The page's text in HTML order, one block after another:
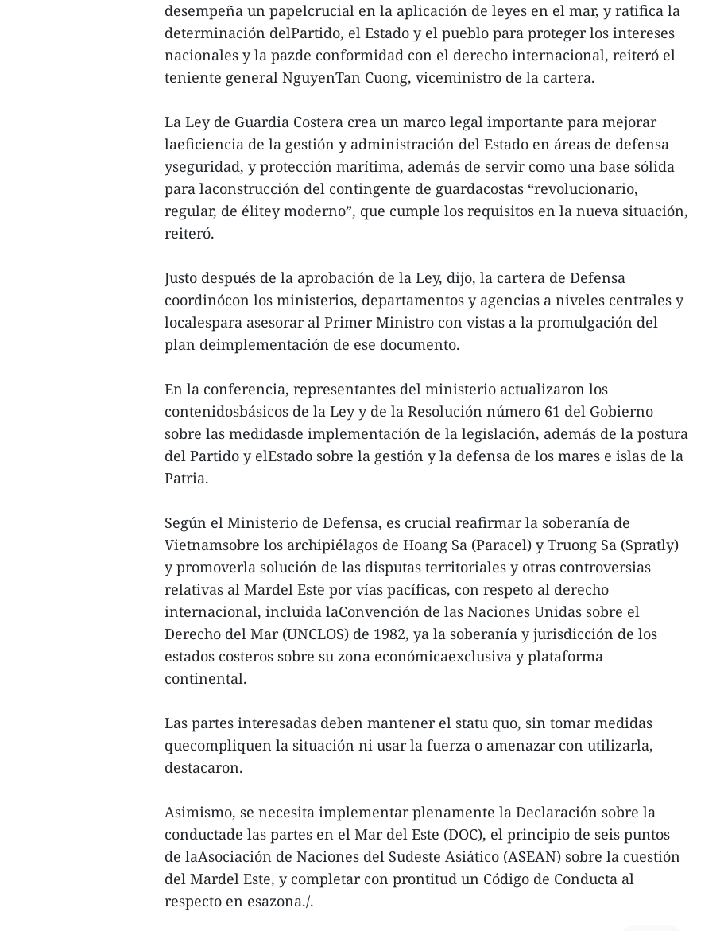
desempeña un papelcrucial en la aplicación de leyes en el mar, y ratifica la
determinación delPartido, el Estado y el pueblo para proteger los intereses
nacionales y la pazde conformidad con el derecho internacional, reiteró el
teniente general NguyenTan Cuong, viceministro de la cartera.
La Ley de Guardia Costera crea un marco legal importante para mejorar
laeficiencia de la gestión y administración del Estado en áreas de defensa
yseguridad, y protección marítima, además de servir como una base sólida
para laconstrucción del contingente de guardacostas “revolucionario,
regular, de élitey moderno”, que cumple los requisitos en la nueva situación,
reiteró.
Justo después de la aprobación de la Ley, dijo, la cartera de Defensa
coordinócon los ministerios, departamentos y agencias a niveles centrales y
localespara asesorar al Primer Ministro con vistas a la promulgación del
plan deimplementación de ese documento.
En la conferencia, representantes del ministerio actualizaron los
contenidosbásicos de la Ley y de la Resolución número 61 del Gobierno
sobre las medidasde implementación de la legislación, además de la postura
del Partido y elEstado sobre la gestión y la defensa de los mares e islas de la
Patria.
Según el Ministerio de Defensa, es crucial reafirmar la soberanía de
Vietnamsobre los archipiélagos de Hoang Sa (Paracel) y Truong Sa (Spratly)
y promoverla solución de las disputas territoriales y otras controversias
relativas al Mardel Este por vías pacíficas, con respeto al derecho
internacional, incluida laConvención de las Naciones Unidas sobre el
Derecho del Mar (UNCLOS) de 1982, ya la soberanía y jurisdicción de los
estados costeros sobre su zona económicaexclusiva y plataforma
continental.
Las partes interesadas deben mantener el statu quo, sin tomar medidas
quecompliquen la situación ni usar la fuerza o amenazar con utilizarla,
destacaron.
Asimismo, se necesita implementar plenamente la Declaración sobre la
conductade las partes en el Mar del Este (DOC), el principio de seis puntos
de laAsociación de Naciones del Sudeste Asiático (ASEAN) sobre la cuestión
del Mardel Este, y completar con prontitud un Código de Conducta al
respecto en esazona./.